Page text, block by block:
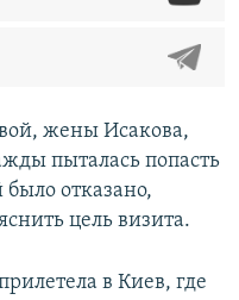
жены Исакова,
пыталась попасть
было отказано,
цель визита.
в Киев, где